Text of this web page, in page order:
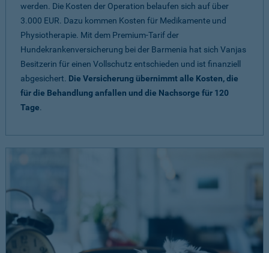
werden. Die Kosten der Operation belaufen sich auf über
3.000 EUR. Dazu kommen Kosten für Medikamente und
Physiotherapie. Mit dem Premium-Tarif der
Hundekrankenversicherung bei der Barmenia hat sich Vanjas
Besitzerin für einen Vollschutz entschieden und ist finanziell
abgesichert. Die Versicherung übernimmt alle Kosten, die
für die Behandlung anfallen und die Nachsorge für 120
Tage.